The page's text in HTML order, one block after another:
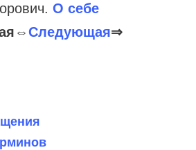
О себе
Следующая⇒